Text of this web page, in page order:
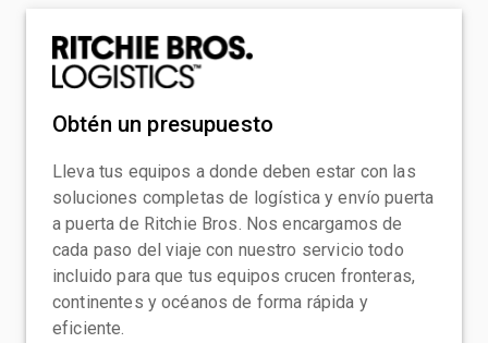
Obtén un presupuesto
Lleva tus equipos a donde deben estar con las
soluciones completas de logística y envío puerta
a puerta de Ritchie Bros. Nos encargamos de
cada paso del viaje con nuestro servicio todo
incluido para que tus equipos crucen fronteras,
continentes y océanos de forma rápida y
eficiente.